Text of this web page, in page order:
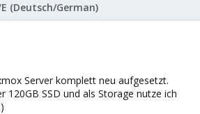
(Deutsch/German)
Server komplett neu aufgesetzt.
120GB SSD und als Storage nutze ich